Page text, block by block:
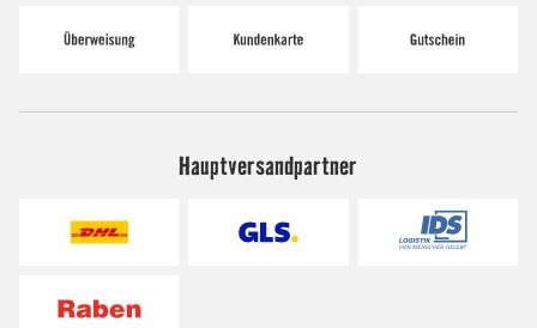
Hauptversandpartner